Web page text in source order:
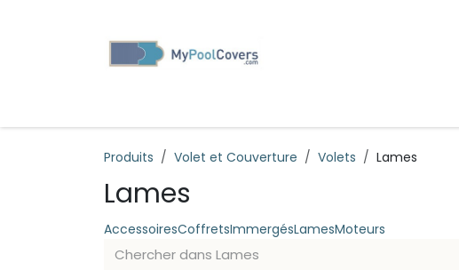
Produits Volet et Couverture Volets Lames
Lames
AccessoiresCoffretsImmergésLamesMoteurs